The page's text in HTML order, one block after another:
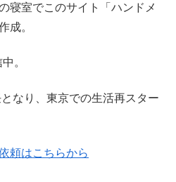
寝室でこのサイト「ハンドメ
成。
。
なり、東京での生活再スター
頼はこちらから